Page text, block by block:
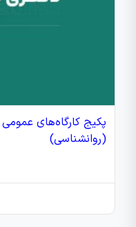
پکیج کارگاه‌های
(روانشناسی)